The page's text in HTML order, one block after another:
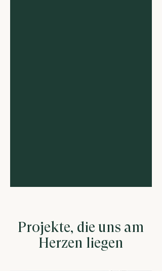
Projekte, die uns am
Herzen liegen